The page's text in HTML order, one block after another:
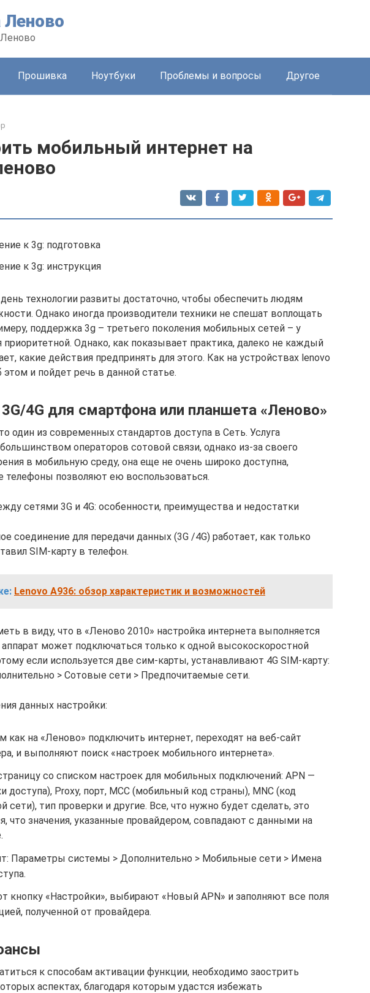
Леново
Прошивка Ноутбуки Проблемы и вопросы Другое
мобильный интернет на
к 3g: подготовка
к 3g: инструкция
технологии развиты достаточно, чтобы обеспечить людям
Однако иногда производители техники не спешат воплощать
поддержка 3g – третьего поколения мобильных сетей – у
приоритетной. Однако, как показывает практика, далеко не каждый
какие действия предпринять для этого. Как на устройствах lenovo
и пойдет речь в данной статье.
4G для смартфона или планшета «Леново»
один из современных стандартов доступа в Сеть. Услуга
операторов сотовой связи, однако из-за своего
в мобильную среду, она еще не очень широко доступна,
телефоны позволяют ею воспользоваться.
сетями 3G и 4G: особенности, преимущества и недостатки
соединение для передачи данных (3G /4G) работает, как только
SIM-карту в телефон.
Lenovo A936: обзор характеристик и возможностей
в виду, что в «Леново 2010» настройка интернета выполняется
аппарат может подключаться только к одной высокоскоростной
если используется две сим-карты, устанавливают 4G SIM-карту:
> Сотовые сети > Предпочитаемые сети.
данных настройки:
как на «Леново» подключить интернет, переходят на веб-сайт
и выполняют поиск «настроек мобильного интернета».
со списком настроек для мобильных подключений: APN —
доступа), Proxy, порт, MCC (мобильный код страны), MNC (код
сети), тип проверки и другие. Все, что нужно будет сделать, это
что значения, указанные провайдером, совпадают с данными на
Параметры системы > Дополнительно > Мобильные сети > Имена
кнопку «Настройки», выбирают «Новый APN» и заполняют все поля
полученной от провайдера.
к способам активации функции, необходимо заострить
аспектах, благодаря которым удастся избежать